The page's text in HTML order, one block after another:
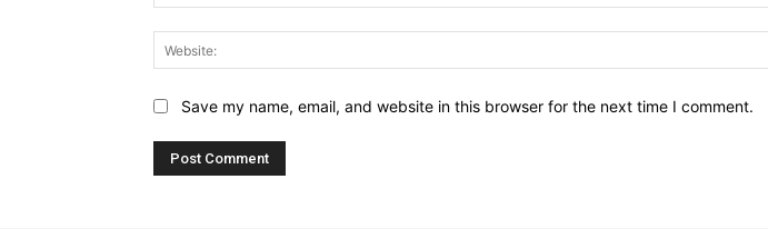
Save my name, email, and website in this browser for the next time I comment.